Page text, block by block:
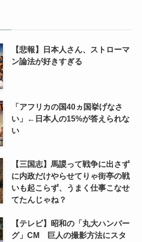
【悲報】日本人さん、ストローマ
ン論法が好きすぎる
「アフリカの国40ヵ国挙げなさ
い」←日本人の15%が答えられな
い
【三国志】馬謖って戦争に出さず
に内政だけやらせてりゃ街亭の戦
いも起こらず、うまく仕事こなせ
てたんじゃね？
【テレビ】昭和の「丸大ハンバー
グ」CM 巨人の撮影方法にスタ